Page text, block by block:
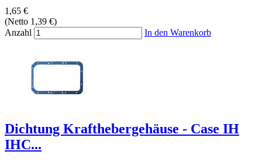
1,65 €
(Netto 1,39 €)
Anzahl
In den Warenkorb
Dichtung Krafthebergehäuse - Case IH
IHC...